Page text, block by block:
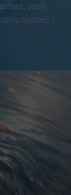
starih
bistroću i